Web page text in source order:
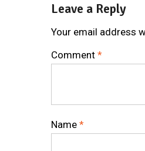
Leave a Reply
Your email address
Comment *
Name *